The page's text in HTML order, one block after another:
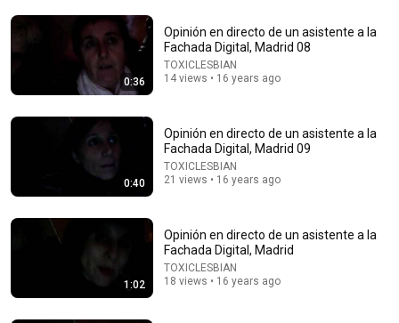
World Build 3.6M views
ONE Rope. ONE Girl. You CANNOT Look Away!
Top Talent • 3.2M views
0:36
Opinión en directo de un asistente a la
Fachada Digital, Madrid 08
TOXICLESBIAN
14 views • 16 years ago
0:40
Opinión en directo de un asistente a la
Fachada Digital, Madrid 09
TOXICLESBIAN
21 views • 16 years ago
1:02
Opinión en directo de un asistente a la
Fachada Digital, Madrid
TOXICLESBIAN
18 views • 16 years ago